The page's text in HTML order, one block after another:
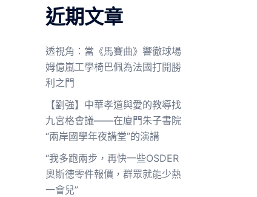
近期文章
透視角：當《馬賽曲》響徹球場
姆億嵐工學椅巴佩為法國打開勝
利之門
【劉強】中華孝道與愛的教導找
九宮格會議——在廈門朱子書院
“兩岸國學年夜講堂”的演講
“我多跑兩步，再快一些OSDER
奧斯德零件報價，群眾就能少熱
一會兒”